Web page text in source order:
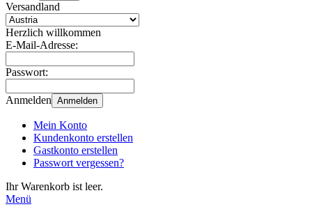
nach
oben
unten,
um
das
Versandland
Herzlich willkommen
E-Mail-Adresse:
Passwort:
Anmelden Anmelden
Mein Konto
Kundenkonto erstellen
Gastkonto erstellen
Passwort vergessen?
Ihr Warenkorb ist leer.
Menü